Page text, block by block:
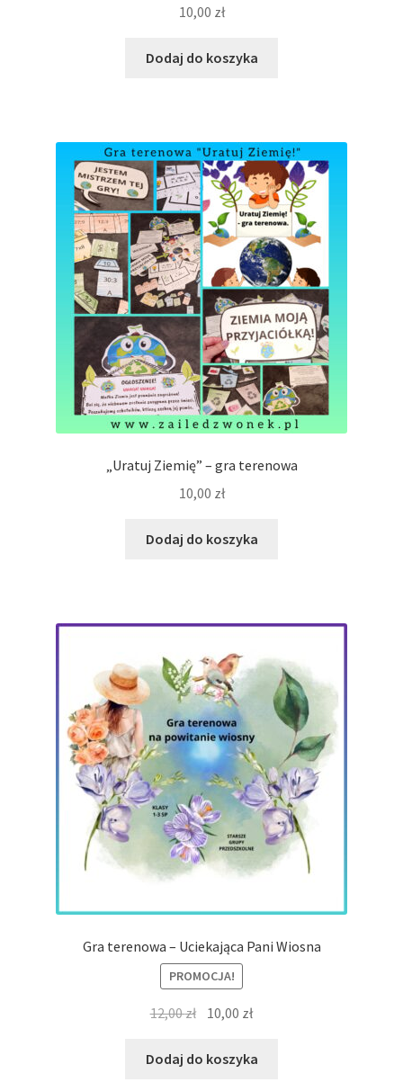
10,00 zł
Dodaj do koszyka
„Uratuj Ziemię” – gra terenowa
10,00 zł
Dodaj do koszyka
Gra terenowa – Uciekająca Pani Wiosna
PROMOCJA!
12,00zł Pierwotna
wynosiła:
10,00 złAktualna
wynosi:
Dodaj do koszyka